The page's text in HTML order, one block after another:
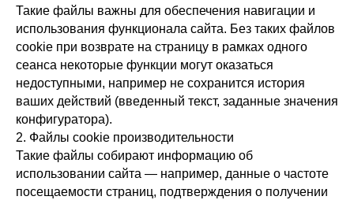
Такие файлы важны для обеспечения навигации и
использования функционала сайта. Без таких файлов
cookie при возврате на страницу в рамках одного
сеанса некоторые функции могут оказаться
недоступными, например не сохранится история
ваших действий (введенный текст, заданные значения
конфигуратора).
2. Файлы cookie производительности
Такие файлы собирают информацию об
использовании сайта — например, данные о частоте
посещаемости страниц, подтверждения о получении